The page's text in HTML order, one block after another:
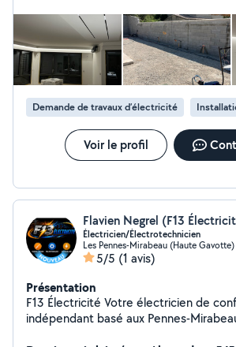
Demande de travaux d’électricité
Voir le profil
Flavien Negrel (F13
Électricien/Électrotechnicien
Les Pennes-Mirabeau (Haute Gavotte)
5/5 (1 avis)
Présentation
F13 Électricité Votre électricien de confiance Électricien
indépendant basé aux Pennes-